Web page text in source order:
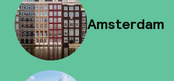
Amsterdam